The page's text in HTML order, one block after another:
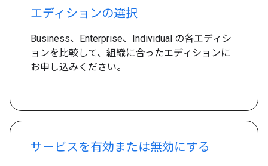
エディションの選択
Business、Enterprise、Individual の各エディシ
ョンを比較して、組織に合ったエディションに
お申し込みください。
サービスを有効または無効にする